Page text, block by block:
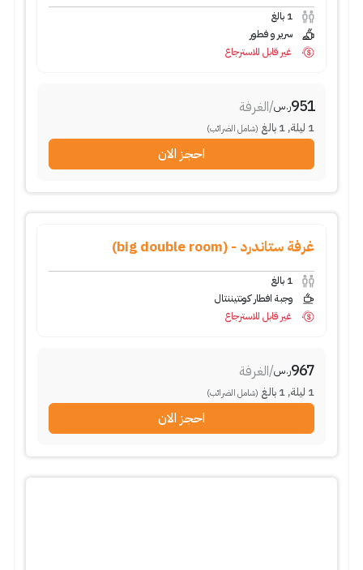
1 بالغ
سرير و فطور
غير قابل للاسترجاع
951ر.س/الغرفة
1 ليلة,
1 بالغ (شامل الضرائب)
احجز الان
غرفة ستاندرد - (big double room)
1 بالغ
وجبة افطار كونتيننتال
غير قابل للاسترجاع
967ر.س/الغرفة
1 ليلة,
1 بالغ (شامل الضرائب)
احجز الان